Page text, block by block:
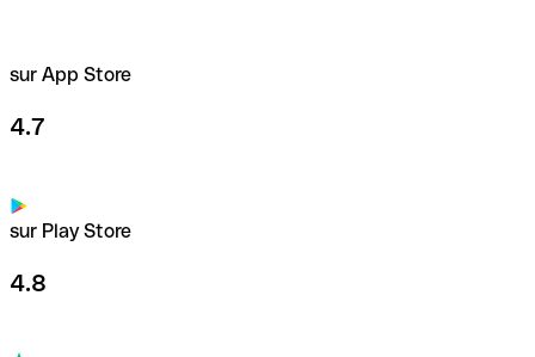
sur App Store
4.7
sur Play Store
4.8